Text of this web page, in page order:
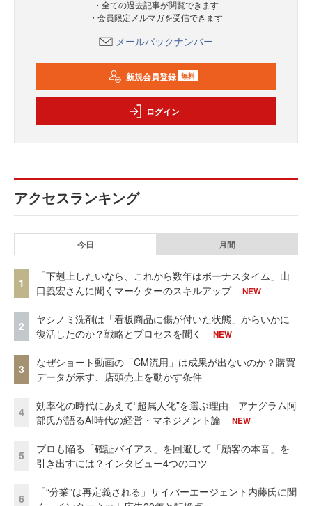
・全ての過去記事が閲覧できます
・会員限定メルマガを受信できます
メールバックナンバー
新規会員登録 無料
ログイン
アクセスランキング
今日 月間
1
「下剋上したいなら、これから数年はボーナスタイム」山
口義宏さんに聞くマーケターのスキルアップ
NEW
2
ヤシノミ洗剤は「看板商品に傷が付いた状態」からいかに
復活したのか？戦略とプロセスを聞く
NEW
3
なぜショート動画の「CM流用」は成果が出ないのか？購買
データが示す、店頭売上を動かす条件
4
効率化の時代にあえて“超属人化”を選ぶ理由 アナグラム阿
部氏が語るAI時代の経営・マネジメント論
NEW
5
プロも陥る「確証バイアス」を回避して「顧客の本音」を
引き出すには？インタビュー4つのコツ
6
「“分業”は再定義される」サイバーエージェント内藤氏に聞